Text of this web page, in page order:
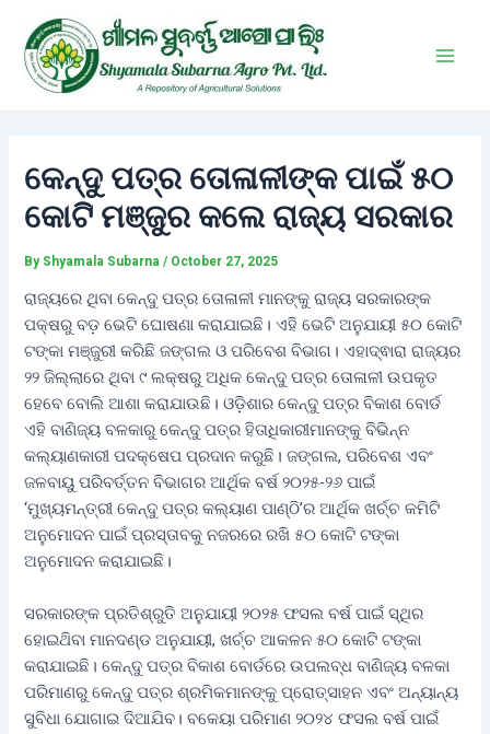
content
କେନ୍ଦୁ ପତ୍ର ତୋଳାଳୀଙ୍କ ପାଇଁ ୫୦
କୋଟି ମଞ୍ଜୁର କଲେ ରାଜ୍ୟ ସରକାର
By Shyamala Subarna/ October 27, 2025
ରାଜ୍ୟରେ ଥିବା କେନ୍ଦୁ ପତ୍ର ତୋଳାଳୀ ମାନଙ୍କୁ ରାଜ୍ୟ ସରକାରଙ୍କ
ପକ୍ଷରୁ ବଡ଼ ଭେଟି ଘୋଷଣା କରାଯାଇଛି। ଏହି ଭେଟି ଅନୁଯାୟୀ ୫୦ କୋଟି
ଟଙ୍କା ମଞ୍ଜୁରୀ କରିଛି ଜଙ୍ଗଲ ଓ ପରିବେଶ ବିଭାଗ। ଏହାଦ୍ଵାରା ରାଜ୍ୟର
୨୨ ଜିଲ୍ଲାରେ ଥିବା ୯ ଲକ୍ଷରୁ ଅଧିକ କେନ୍ଦୁ ପତ୍ର ତୋଳାଳୀ ଉପକୃତ
ହେବେ ବୋଲି ଆଶା କରାଯାଉଛି। ଓଡ଼ିଶାର କେନ୍ଦୁ ପତ୍ର ବିକାଶ ବୋର୍ଡ
ଏହି ବାଣିଜ୍ୟ ବଳକାରୁ କେନ୍ଦୁ ପତ୍ର ହିତାଧିକାରୀମାନଙ୍କୁ ବିଭିନ୍ନ
କଲ୍ୟାଣକାରୀ ପଦକ୍ଷେପ ପ୍ରଦାନ କରୁଛି। ଜଙ୍ଗଲ, ପରିବେଶ ଏବଂ
ଜଳବାୟୁ ପରିବର୍ତ୍ତନ ବିଭାଗର ଆର୍ଥିକ ବର୍ଷ ୨୦୨୫-୨୬ ପାଇଁ
‘ମୁଖ୍ୟମନ୍ତ୍ରୀ କେନ୍ଦୁ ପତ୍ର କଲ୍ୟାଣ ପାଣ୍ଠି’ର ଆର୍ଥିକ ଖର୍ଚ୍ଚ କମିଟି
ଅନୁମୋଦନ ପାଇଁ ପ୍ରସ୍ତାବକୁ ନଜରରେ ରଖି ୫୦ କୋଟି ଟଙ୍କା
ଅନୁମୋଦନ କରାଯାଇଛି।
ସରକାରଙ୍କ ପ୍ରତିଶ୍ରୁତି ଅନୁଯାୟୀ ୨୦୨୫ ଫସଲ ବର୍ଷ ପାଇଁ ସ୍ଥିର
ହୋଇଥ‌ିବା ମାନଦଣ୍ଡ ଅନୁଯାୟୀ, ଖର୍ଚ୍ଚ ଆକଳନ ୫୦ କୋଟି ଟଙ୍କା
କରାଯାଇଛି। କେନ୍ଦୁ ପତ୍ର ବିକାଶ ବୋର୍ଡରେ ଉପଲବ୍ଧ ବାଣିଜ୍ୟ ବଳକା
ପରିମାଣରୁ କେନ୍ଦୁ ପତ୍ର ଶ୍ରମିକମାନଙ୍କୁ ପ୍ରୋତ୍ସାହନ ଏବଂ ଅନ୍ୟାନ୍ୟ
ସୁବିଧା ଯୋଗାଇ ଦିଆଯିବ। ବକେୟା ପରିମାଣ ୨୦୨୪ ଫସଲ ବର୍ଷ ପାଇଁ
navigation